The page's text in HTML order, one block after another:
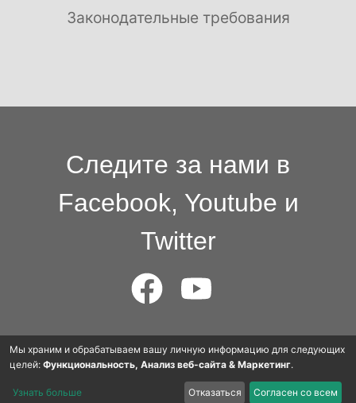
Законодательные требования
Следите за нами в
Facebook, Youtube и
Twitter
© 2015 - 2025 Cloudworkers AG
Мы храним и обрабатываем вашу личную информацию для следующих
целей: Функциональность, Анализ веб-сайта & Маркетинг.
Узнать больше Отказаться Согласен со всем